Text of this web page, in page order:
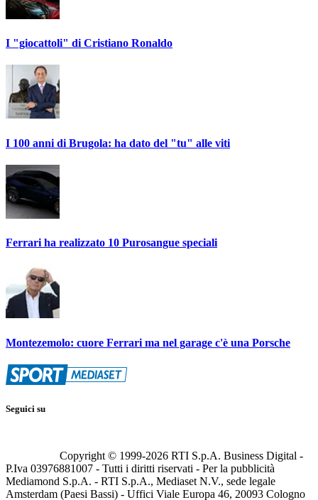
I "giocattoli" di Cristiano Ronaldo
I 100 anni di Brugola: ha dato del "tu" alle viti
Ferrari ha realizzato 10 Purosangue speciali
Montezemolo: cuore Ferrari ma nel garage c'è una Porsche
Seguici su
Copyright © 1999-2026 RTI S.p.A. Business Digital -
P.Iva 03976881007 - Tutti i diritti riservati - Per la pubblicità
Mediamond S.p.A. - RTI S.p.A., Mediaset N.V., sede legale
Amsterdam (Paesi Bassi) - Uffici Viale Europa 46, 20093 Cologno